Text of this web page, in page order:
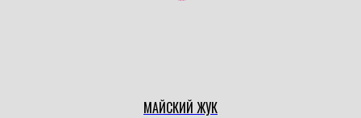
МАЙСКИЙ ЖУК